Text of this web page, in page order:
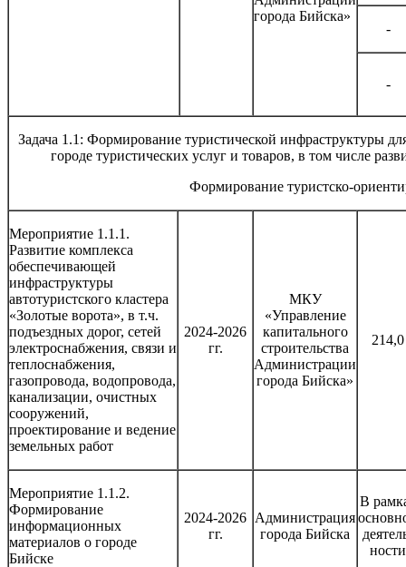
города Бийска»
-
-
Задача 1.1: Формирование туристической инфраструктуры
городе туристических услуг и товаров, в том числе
Формирование туристско-
Мероприятие 1.1.1.
Развитие комплекса
обеспечивающей
инфраструктуры
автотуристского кластера
«Золотые ворота», в т.ч.
подъездных дорог, сетей
электроснабжения, связи и
теплоснабжения,
газопровода, водопровода,
канализации, очистных
сооружений,
проектирование и ведение
земельных работ
2024-2026
гг.
МКУ
«Управление
капитального
строительства
Администрации
города Бийска»
214,0
Мероприятие 1.1.2.
Формирование
информационных
материалов о городе
Бийске
2024-2026
гг.
Администрация
города Бийска
В
ности